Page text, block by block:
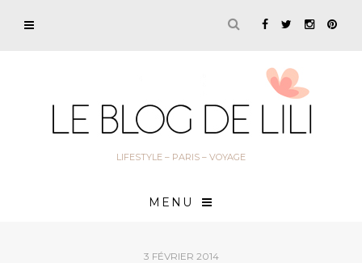
LIFESTYLE – PARIS – VOYAGE
MENU
3 FÉVRIER 2014